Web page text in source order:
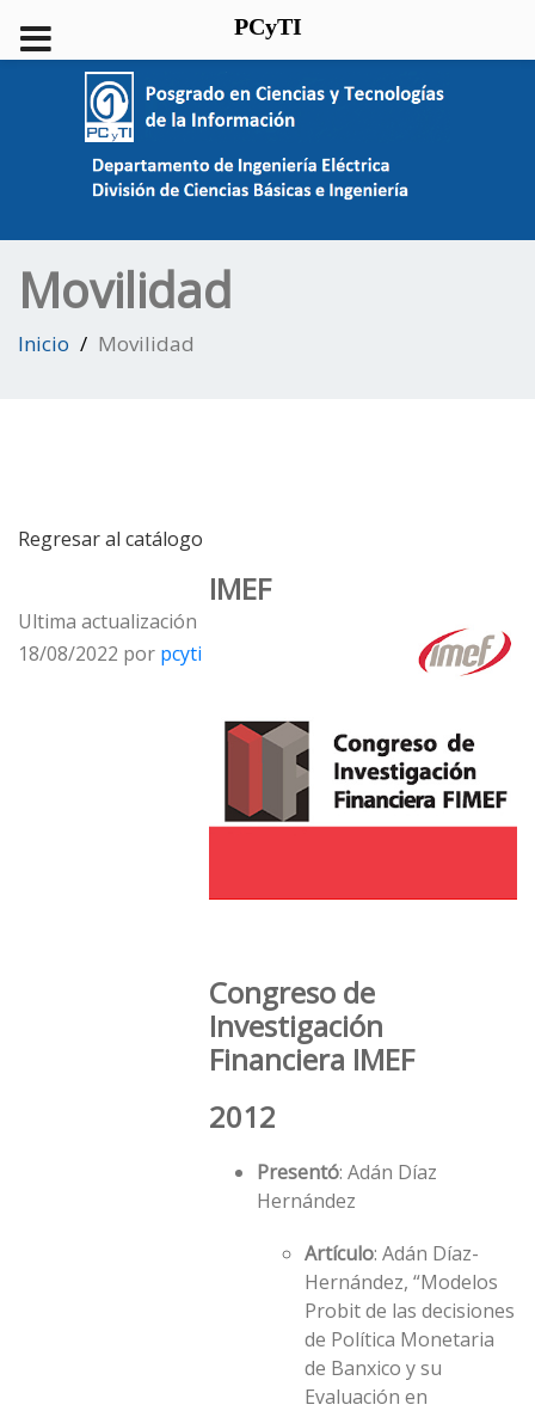
Movilidad
Inicio Movilidad
Regresar al catálogo
IMEF
Congreso de
Investigación
Financiera IMEF
2012
Presentó: Adán Díaz
Hernández
Artículo: Adán Díaz-
Hernández, “Modelos
Probit de las decisiones
de Política Monetaria
de Banxico y su
Evaluación en
Ultima actualización
18/08/2022 por pcyti
PCyTI